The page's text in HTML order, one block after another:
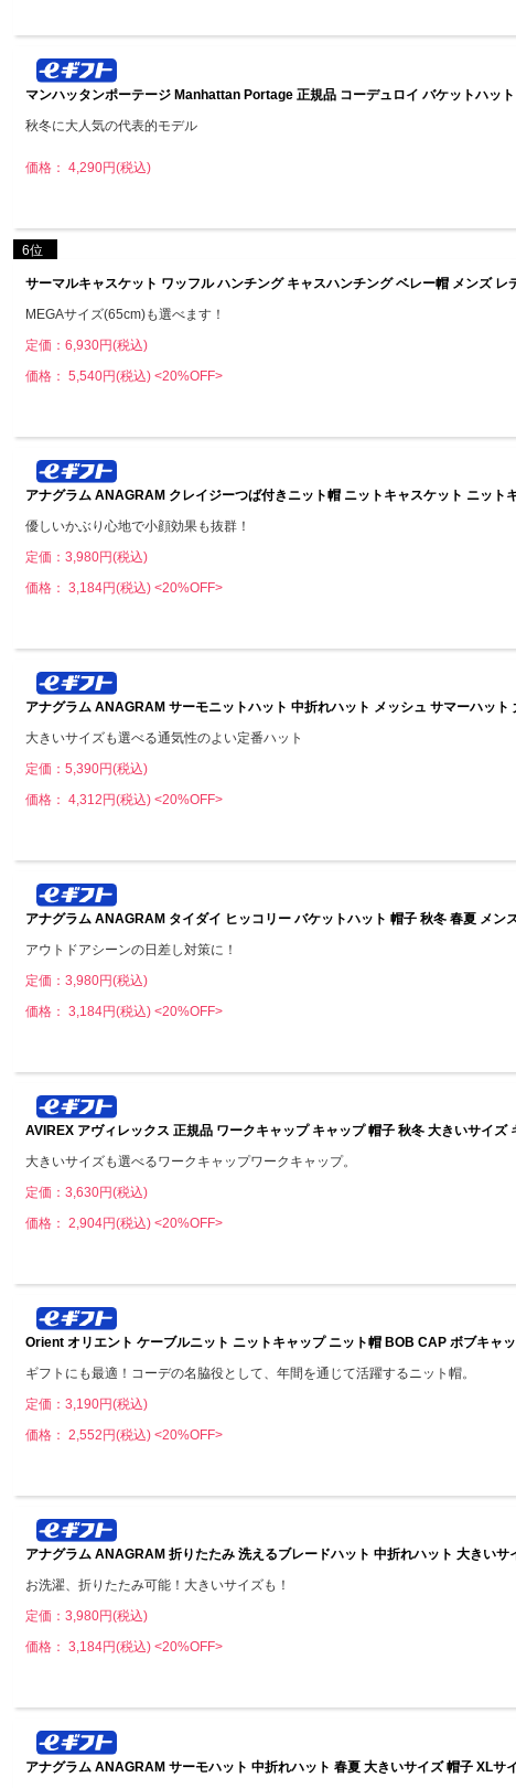
マンハッタンポーテージ Manhattan Portage 正規品 コーデュロイ バケットハッ
秋冬に大人気の代表的モデル
価格： 4,290円(税込)
6位
サーマルキャスケット ワッフル ハンチング キャスハンチング ベレー帽 メンズ
MEGAサイズ(65cm)も選べます！
定価：6,930円(税込)
価格： 5,540円(税込) <20%OFF>
アナグラム ANAGRAM クレイジーつば付きニット帽 ニットキャスケット ニッ
優しいかぶり心地で小顔効果も抜群！
定価：3,980円(税込)
価格： 3,184円(税込) <20%OFF>
アナグラム ANAGRAM サーモニットハット 中折れハット メッシュ サマーハッ
大きいサイズも選べる通気性のよい定番ハット
定価：5,390円(税込)
価格： 4,312円(税込) <20%OFF>
アナグラム ANAGRAM タイダイ ヒッコリー バケットハット 帽子 秋冬 春夏 メン
アウトドアシーンの日差し対策に！
定価：3,980円(税込)
価格： 3,184円(税込) <20%OFF>
AVIREX アヴィレックス 正規品 ワークキャップ キャップ 帽子 秋冬 大きいサイ
大きいサイズも選べるワークキャップワークキャップ。
定価：3,630円(税込)
価格： 2,904円(税込) <20%OFF>
Orient オリエント ケーブルニット ニットキャップ ニット帽 BOB CAP ボブキャ
ギフトにも最適！コーデの名脇役として、年間を通じて活躍するニット帽。
定価：3,190円(税込)
価格： 2,552円(税込) <20%OFF>
アナグラム ANAGRAM 折りたたみ 洗えるブレードハット 中折れハット 大きい
お洗濯、折りたたみ可能！大きいサイズも！
定価：3,980円(税込)
価格： 3,184円(税込) <20%OFF>
アナグラム ANAGRAM サーモハット 中折れハット 春夏 大きいサイズ 帽子 XLサ